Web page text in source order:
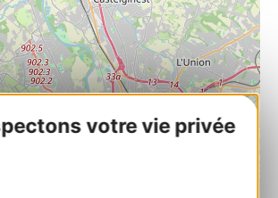
votre vie privée